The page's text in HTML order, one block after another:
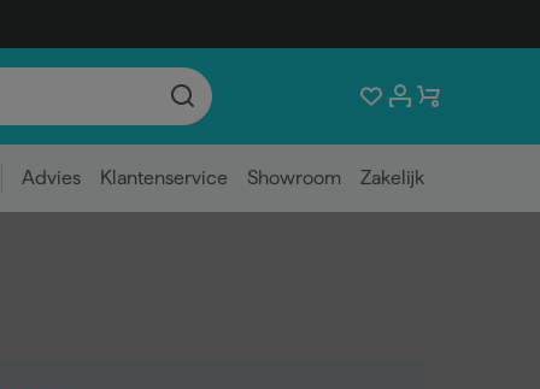
Advies Klantenservice Showroom Zakelijk